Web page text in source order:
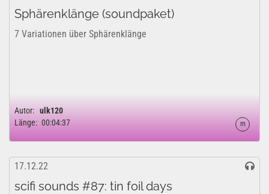
Sphärenklänge (soundpaket)
7 Variationen über Sphärenklänge
Autor: ulk120
Länge: 00:04:37 m
17.12.22
scifi sounds #87: tin foil days